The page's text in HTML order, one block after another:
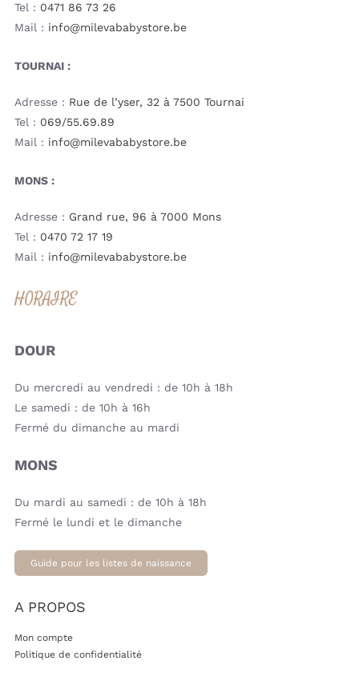
Tel : 0471 86 73 26
Mail : info@milevababystore.be
TOURNAI :
Adresse : Rue de l’yser, 32 à 7500 Tournai
Tel : 069/55.69.89
Mail : info@milevababystore.be
MONS :
Adresse : Grand rue, 96 à 7000 Mons
Tel : 0470 72 17 19
Mail : info@milevababystore.be
HORAIRE
DOUR
Du mercredi au vendredi : de 10h à 18h
Le samedi : de 10h à 16h
Fermé du dimanche au mardi
MONS
Du mardi au samedi : de 10h à 18h
Fermé le lundi et le dimanche
Guide pour les listes de naissance
A PROPOS
Mon compte
Politique de confidentialité